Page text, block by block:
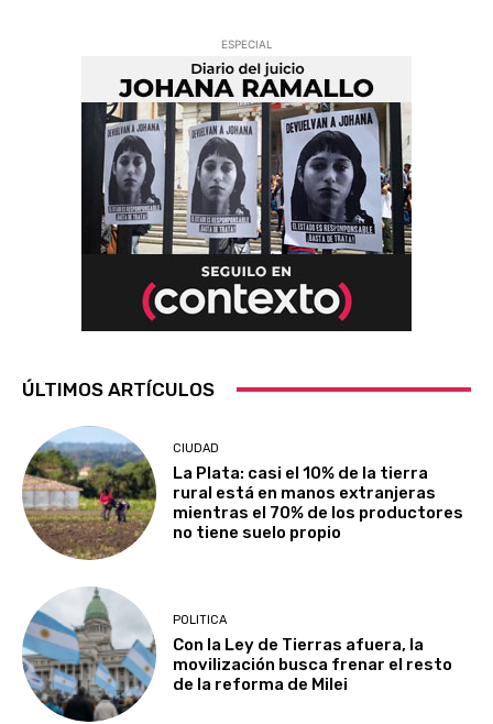
ESPECIAL
ÚLTIMOS ARTÍCULOS
CIUDAD
La Plata: casi el 10% de la tierra
rural está en manos extranjeras
mientras el 70% de los productores
no tiene suelo propio
POLITICA
Con la Ley de Tierras afuera, la
movilización busca frenar el resto
de la reforma de Milei